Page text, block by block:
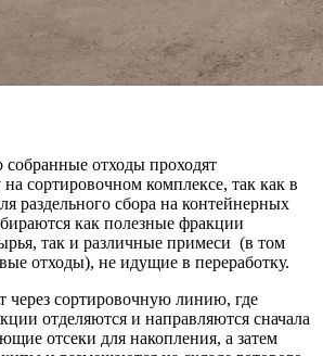
собранные отходы проходят
на сортировочном комплексе, так как в
раздельного сбора на контейнерных
как полезные фракции
так и различные примеси (в том
отходы), не идущие в переработку.
через сортировочную линию, где
отделяются и направляются сначала
отсеки для накопления, а затем